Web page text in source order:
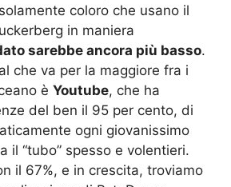
coloro che usano il
in maniera
sarebbe ancora più basso.
che va per la maggiore fra i
è Youtube, che ha
del ben il 95 per cento, di
ogni giovanissimo
il “tubo” spesso e volentieri.
il 67%, e in crescita, troviamo